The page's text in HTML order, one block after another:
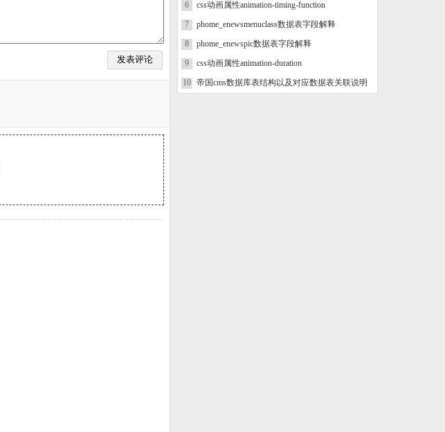
6
css动画属性animation-timing-function
7
phome_enewsmenuclass数据表字段解释
8
phome_enewspic数据表字段解释
9
css动画属性animation-duration
10 帝国cms数据库表结构以及对应数据表关联说明